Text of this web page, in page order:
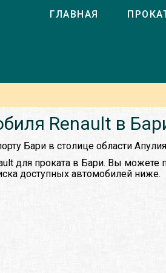
ГЛАВНАЯ
Renault в
Бари в столице области
для проката в Бари. Вы можете
доступных автомобилей ниже.